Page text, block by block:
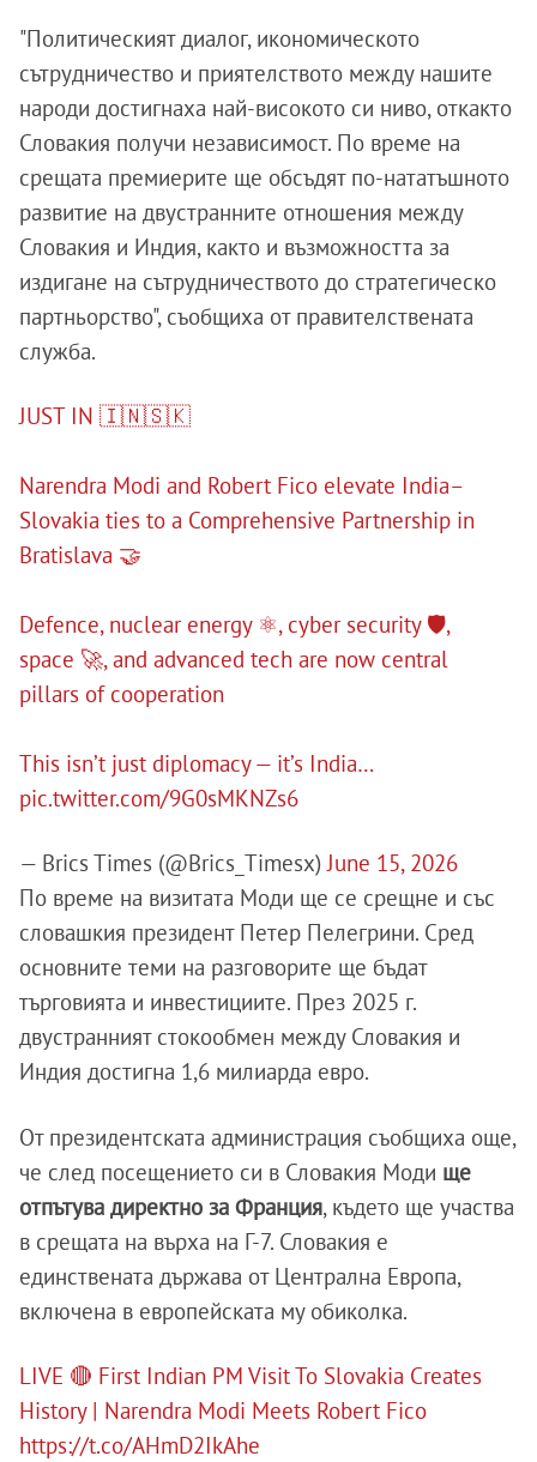
"Политическият диалог, икономическото
сътрудничество и приятелството между нашите
народи достигнаха най-високото си ниво, откакто
Словакия получи независимост. По време на
срещата премиерите ще обсъдят по-нататъшното
развитие на двустранните отношения между
Словакия и Индия, както и възможността за
издигане на сътрудничеството до стратегическо
партньорство", съобщиха от правителствената
служба.
JUST IN 🇮🇳🇸🇰
Narendra Modi and Robert Fico elevate India–
Slovakia ties to a Comprehensive Partnership in
Bratislava 🤝
Defence, nuclear energy ⚛️, cyber security 🛡️,
space 🚀, and advanced tech are now central
pillars of cooperation
This isn’t just diplomacy — it’s India…
pic.twitter.com/9G0sMKNZs6
— Brics Times (@Brics_Timesx)June 15, 2026
По време на визитата Моди ще се срещне и със
словашкия президент Петер Пелегрини. Сред
основните теми на разговорите ще бъдат
търговията и инвестициите. През 2025 г.
двустранният стокообмен между Словакия и
Индия достигна 1,6 милиарда евро.
От президентската администрация съобщиха още,
че след посещението си в Словакия Моди ще
отпътува директно за Франция, където ще участва
в срещата на върха на Г-7. Словакия е
единствената държава от Централна Европа,
включена в европейската му обиколка.
LIVE 🔴 First Indian PM Visit To Slovakia Creates
History | Narendra Modi Meets Robert Fico
https://t.co/AHmD2IkAhe